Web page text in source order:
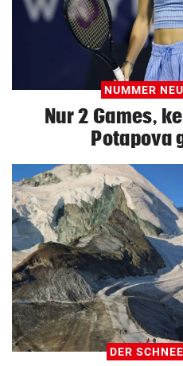
NUMMER
Nur 2 Games,
Potapova
DER